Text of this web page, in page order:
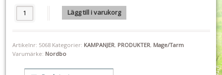
Nordbo Multi Digest 60 kapslar "Mängdrabatt" mängd
Lägg till i varukorg
Artikelnr: 5068 Kategorier: KAMPANJER, PRODUKTER, Mage/Tarm
Varumärke: Nordbo